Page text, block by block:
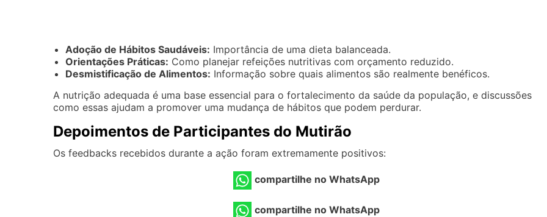
Adoção de Hábitos Saudáveis: Importância de uma dieta balanceada.
Orientações Práticas: Como planejar refeições nutritivas com orçamento reduzido.
Desmistificação de Alimentos: Informação sobre quais alimentos são realmente benéficos.
A nutrição adequada é uma base essencial para o fortalecimento da saúde da população, e discussões
como essas ajudam a promover uma mudança de hábitos que podem perdurar.
Depoimentos de Participantes do Mutirão
Os feedbacks recebidos durante a ação foram extremamente positivos:
compartilhe no WhatsApp
compartilhe no WhatsApp